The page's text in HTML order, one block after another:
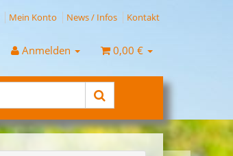
Mein Konto News / Infos Kontakt
Anmelden 0,00 €